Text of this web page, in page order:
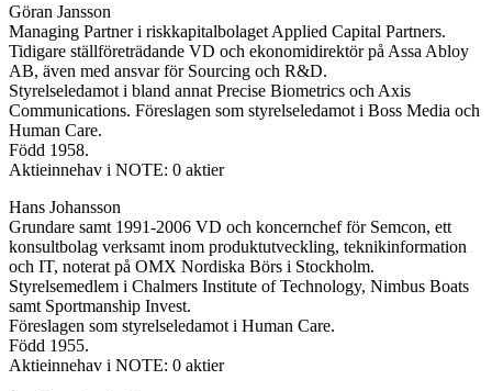
Göran Jansson
Managing Partner i riskkapitalbolaget Applied Capital Partners.
Tidigare ställföreträdande VD och ekonomidirektör på Assa Abloy
AB, även med ansvar för Sourcing och R&D.
Styrelseledamot i bland annat Precise Biometrics och Axis
Communications. Föreslagen som styrelseledamot i Boss Media och
Human Care.
Född 1958.
Aktieinnehav i NOTE: 0 aktier
Hans Johansson
Grundare samt 1991-2006 VD och koncernchef för Semcon, ett
konsultbolag verksamt inom produktutveckling, teknikinformation
och IT, noterat på OMX Nordiska Börs i Stockholm.
Styrelsemedlem i Chalmers Institute of Technology, Nimbus Boats
samt Sportmanship Invest.
Föreslagen som styrelseledamot i Human Care.
Född 1955.
Aktieinnehav i NOTE: 0 aktier